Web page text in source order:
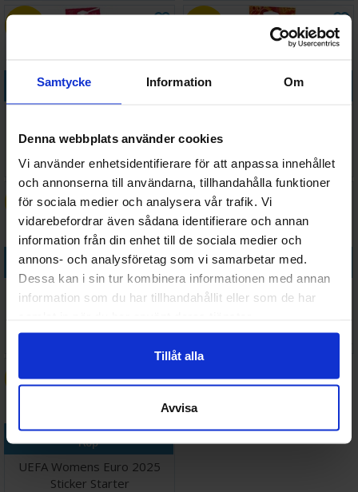
Samtycke Information Om
Denna webbplats använder cookies
Vi använder enhetsidentifierare för att anpassa innehållet
och annonserna till användarna, tillhandahålla funktioner
för sociala medier och analysera vår trafik. Vi
vidarebefordrar även sådana identifierare och annan
information från din enhet till de sociala medier och
annons- och analysföretag som vi samarbetar med.
Dessa kan i sin tur kombinera informationen med annan
information som du har tillhandahållit eller som de har
Tillåt alla
Avvisa
Köp
Salzburg
324 SEK I lager:4 134 SEK I lager:
Köp
30%
Pokemon Tournament Folios
3-Pack #2
90 SEK
Köp
30%
Top Class 2024 Starter Pack
Köp
30%
UEFA Womens Euro 2025
Sticker Starter